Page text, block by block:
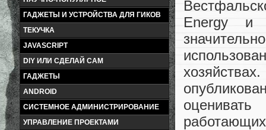
ГАДЖЕТЫ И УСТРОЙСТВА ДЛЯ ГИКОВ
ТЕКУЧКА
JAVASCRIPT
DIY ИЛИ СДЕЛАЙ САМ
ГАДЖЕТЫ
ANDROID
СИСТЕМНОЕ АДМИНИСТРИРОВАНИЕ
УПРАВЛЕНИЕ ПРОЕКТАМИ
Energy и